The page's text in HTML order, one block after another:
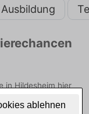
ablehnen
Ausbildung
in Hildesheim hier
von Top-